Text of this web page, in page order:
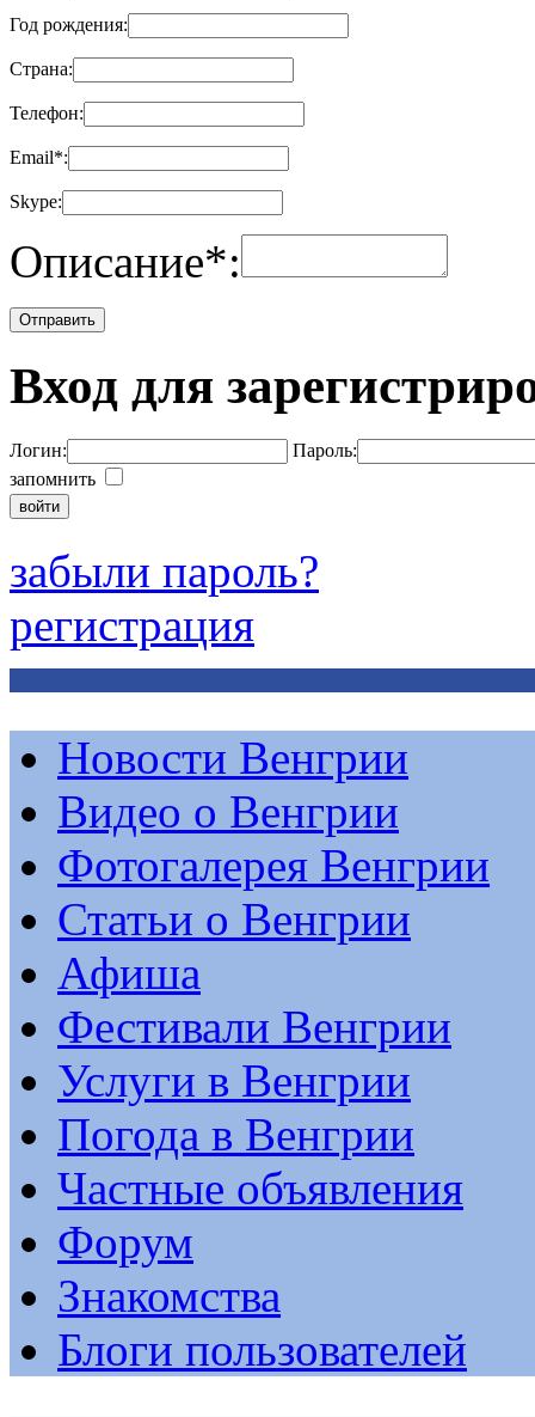
Год рождения:
Страна:
Телефон:
Email*:
Skype:
Описание*:
Вход для
Логин:
Пароль:
запомнить
забыли пароль?
регистрация
Новости Венгрии
Видео о Венгрии
Фотогалерея Венгрии
Статьи о Венгрии
Афиша
Фестивали Венгрии
Услуги в Венгрии
Погода в Венгрии
Частные объявления
Форум
Знакомства
Блоги пользователей